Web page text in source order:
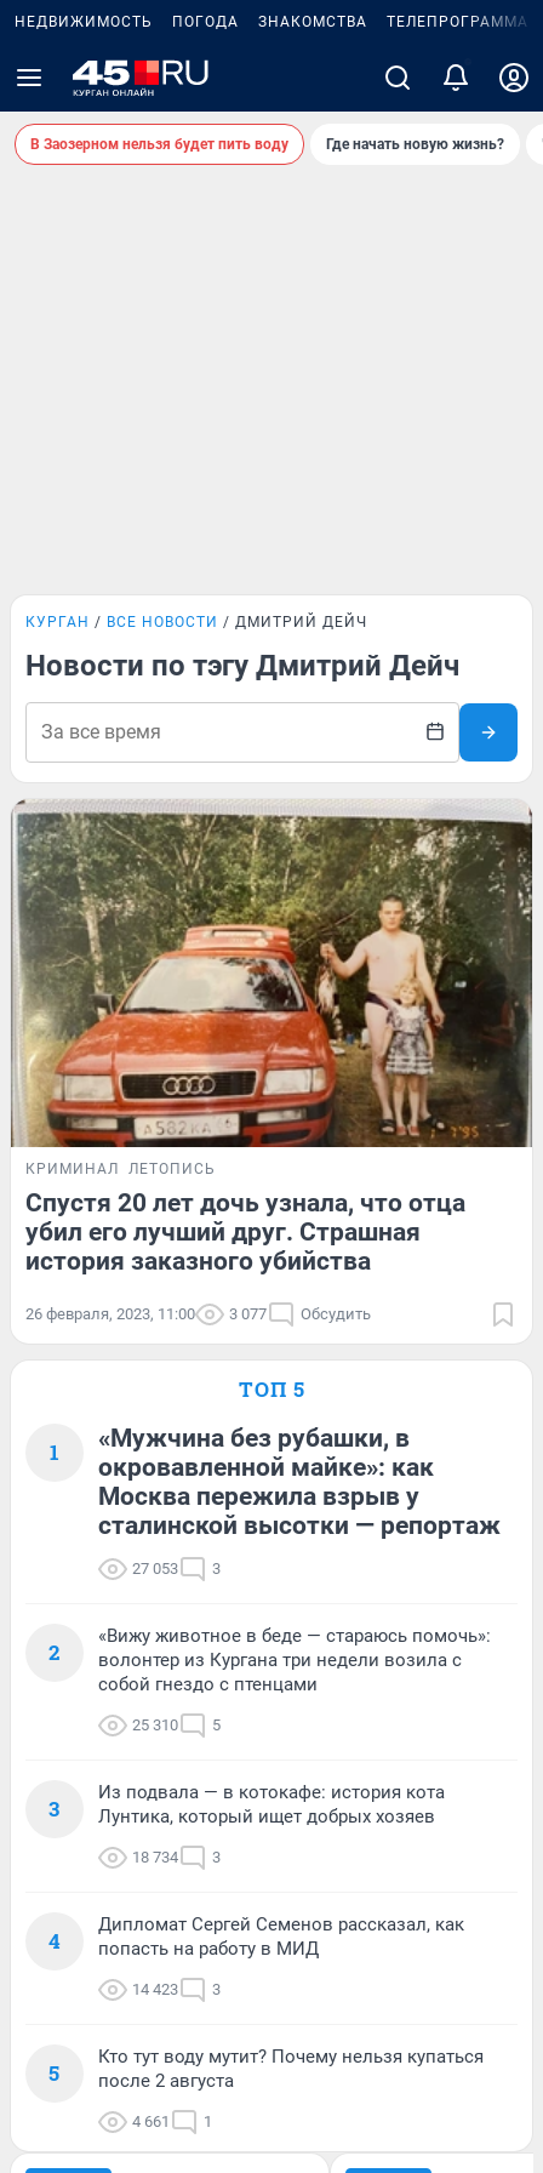
НЕДВИЖИМОСТЬ ПОГОДА ЗНАКОМСТВА ТЕЛЕПРОГРАММА
В Заозерном нельзя будет пить воду Где начать новую жизнь?
КУРГАН ВСЕ НОВОСТИ ДМИТРИЙ ДЕЙЧ
Новости по тэгу Дмитрий Дейч
КРИМИНАЛ ЛЕТОПИСЬ
Спустя 20 лет дочь узнала, что отца
убил его лучший друг. Страшная
история заказного убийства
26 февраля, 2023, 11:00 3 077 Обсудить
ТОП 5
1
«Мужчина без рубашки, в
окровавленной майке»: как
Москва пережила взрыв у
сталинской высотки — репортаж
27 053 3
2
«Вижу животное в беде — стараюсь помочь»:
волонтер из Кургана три недели возила с
собой гнездо с птенцами
25 310 5
3
Из подвала — в котокафе: история кота
Лунтика, который ищет добрых хозяев
18 734 3
4
Дипломат Сергей Семенов рассказал, как
попасть на работу в МИД
14 423 3
5
Кто тут воду мутит? Почему нельзя купаться
после 2 августа
4 661 1